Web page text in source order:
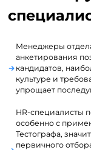
Менеджеры
анкетирования
кандидатов,
культуре и
упрощает
HR-специалисты
особенно с
Тестографа,
первичного